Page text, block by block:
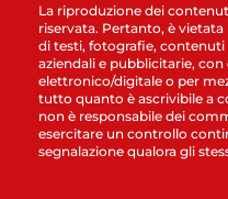
La riproduzione dei
riservata. Pertanto, è vietata
di testi, fotografie,
aziendali e pubblicitarie,
elettronico/digitale o per
tutto quanto è ascrivibile a
non è responsabile dei
esercitare un controllo
segnalazione qualora gli